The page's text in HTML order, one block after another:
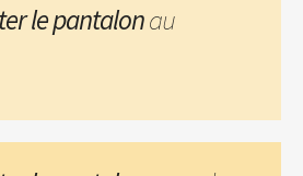
le pantalonau